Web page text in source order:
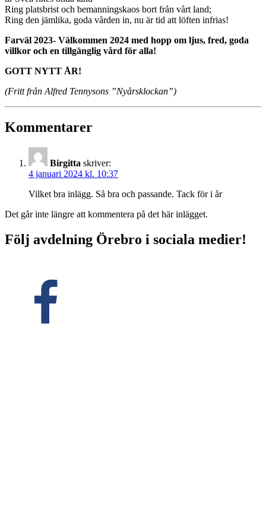
Ring platsbrist och bemanningskaos bort från vårt land;
Ring den jämlika, goda vården in, nu är tid att löften infrias!
Farväl 2023- Välkommen 2024 med hopp om ljus, fred, goda
villkor och en tillgänglig vård för alla!
GOTT NYTT ÅR!
(Fritt från Alfred Tennysons ”Nyårsklockan”)
Kommentarer
Birgitta skriver:
4 januari 2024 kl. 10:37
Vilket bra inlägg. Så bra och passande. Tack för i år
Det går inte längre att kommentera på det här inlägget.
Följ avdelning Örebro i sociala medier!